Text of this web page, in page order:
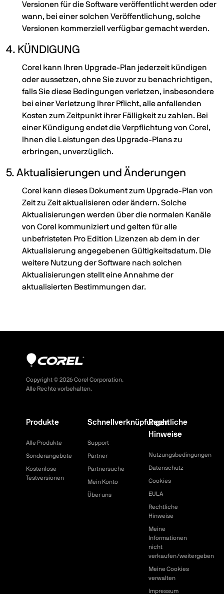
Versionen für die Software veröffentlicht werden oder
wann, bei einer solchen Veröffentlichung, solche
Versionen kommerziell verfügbar gemacht werden.
4. KÜNDIGUNG
Corel kann Ihren Upgrade-Plan jederzeit kündigen
oder aussetzen, ohne Sie zuvor zu benachrichtigen,
falls Sie diese Bedingungen verletzen, insbesondere
bei einer Verletzung Ihrer Pflicht, alle anfallenden
Kosten zum Zeitpunkt ihrer Fälligkeit zu zahlen. Bei
einer Kündigung endet die Verpflichtung von Corel,
Ihnen die Leistungen des Upgrade-Plans zu
erbringen, unverzüglich.
5. Aktualisierungen und Änderungen
Corel kann dieses Dokument zum Upgrade-Plan von
Zeit zu Zeit aktualisieren oder ändern. Solche
Aktualisierungen werden über die normalen Kanäle
von Corel kommuniziert und gelten für alle
unbefristeten Pro Edition Lizenzen ab dem in der
Aktualisierung angegebenen Gültigkeitsdatum. Die
weitere Nutzung der Software nach solchen
Aktualisierungen stellt eine Annahme der
aktualisierten Bestimmungen dar.
Copyright © 2026Corel Corporation.
Alle Rechte vorbehalten.
Produkte
Alle Produkte
Sonderangebote
Kostenlose
Testversionen
Schnellverknüpfungen
Support
Partner
Partnersuche
Mein Konto
Über uns
Rechtliche
Hinweise
Nutzungsbedingungen
Datenschutz
Cookies
EULA
Rechtliche
Hinweise
Meine
Informationen
nicht
verkaufen/weitergeben
Meine Cookies
verwalten
Impressum